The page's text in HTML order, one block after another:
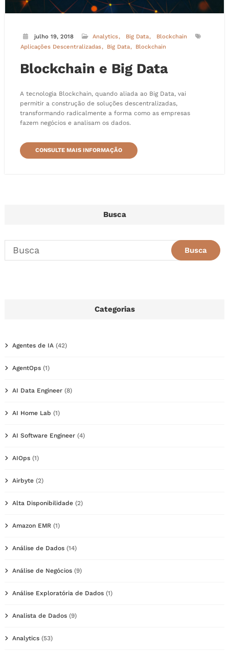
julho 19, 2018 Analytics Big Data
Blockchain
Aplicações Descentralizadas
Big Data Blockchain
Blockchain e Big Data
A tecnologia Blockchain, quando aliada ao Big Data, vai
permitir a construção de soluções descentralizadas,
transformando radicalmente a forma como as empresas
fazem negócios e analisam os dados.
CONSULTE MAIS INFORMAÇÃO
Busca
Categorias
Agentes de IA (42)
AgentOps (1)
AI Data Engineer (8)
AI Home Lab (1)
AI Software Engineer (4)
AIOps (1)
Airbyte (2)
Alta Disponibilidade (2)
Amazon EMR (1)
Análise de Dados (14)
Análise de Negócios (9)
Análise Exploratória de Dados (1)
Analista de Dados (9)
Analytics (53)